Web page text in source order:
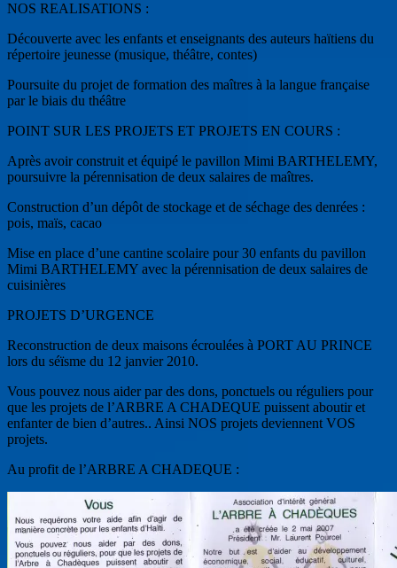
NOS REALISATIONS :
Découverte avec les enfants et enseignants des auteurs haïtiens du
répertoire jeunesse (musique, théâtre, contes)
Poursuite du projet de formation des maîtres à la langue française
par le biais du théâtre
POINT SUR LES PROJETS ET PROJETS EN COURS :
Après avoir construit et équipé le pavillon Mimi BARTHELEMY,
poursuivre la pérennisation de deux salaires de maîtres.
Construction d’un dépôt de stockage et de séchage des denrées :
pois, maïs, cacao
Mise en place d’une cantine scolaire pour 30 enfants du pavillon
Mimi BARTHELEMY avec la pérennisation de deux salaires de
cuisinières
PROJETS D’URGENCE
Reconstruction de deux maisons écroulées à PORT AU PRINCE
lors du séïsme du 12 janvier 2010.
Vous pouvez nous aider par des dons, ponctuels ou réguliers pour
que les projets de l’ARBRE A CHADEQUE puissent aboutir et
enfanter de bien d’autres.. Ainsi NOS projets deviennent VOS
projets.
Au profit de l’ARBRE A CHADEQUE :